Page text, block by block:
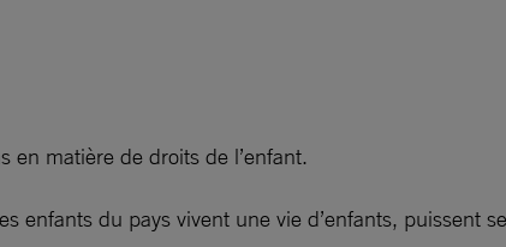
en matière de droits de l’enfant.
enfants du pays vivent une vie d’enfants, puissent